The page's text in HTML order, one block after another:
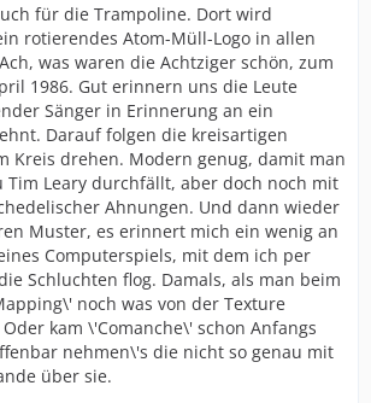
für die Trampoline. Dort wird
rotierendes Atom-Müll-Logo in allen
was waren die Achtziger schön, zum
1986. Gut erinnern uns die Leute
Sänger in Erinnerung an ein
Darauf folgen die kreisartigen
Kreis drehen. Modern genug, damit man
Tim Leary durchfällt, aber doch noch mit
Ahnungen. Und dann wieder
Muster, es erinnert mich ein wenig an
Computerspiels, mit dem ich per
Schluchten flog. Damals, als man beim
noch was von der Texture
kam \'Comanche\' schon Anfangs
nehmen\'s die nicht so genau mit
über sie.